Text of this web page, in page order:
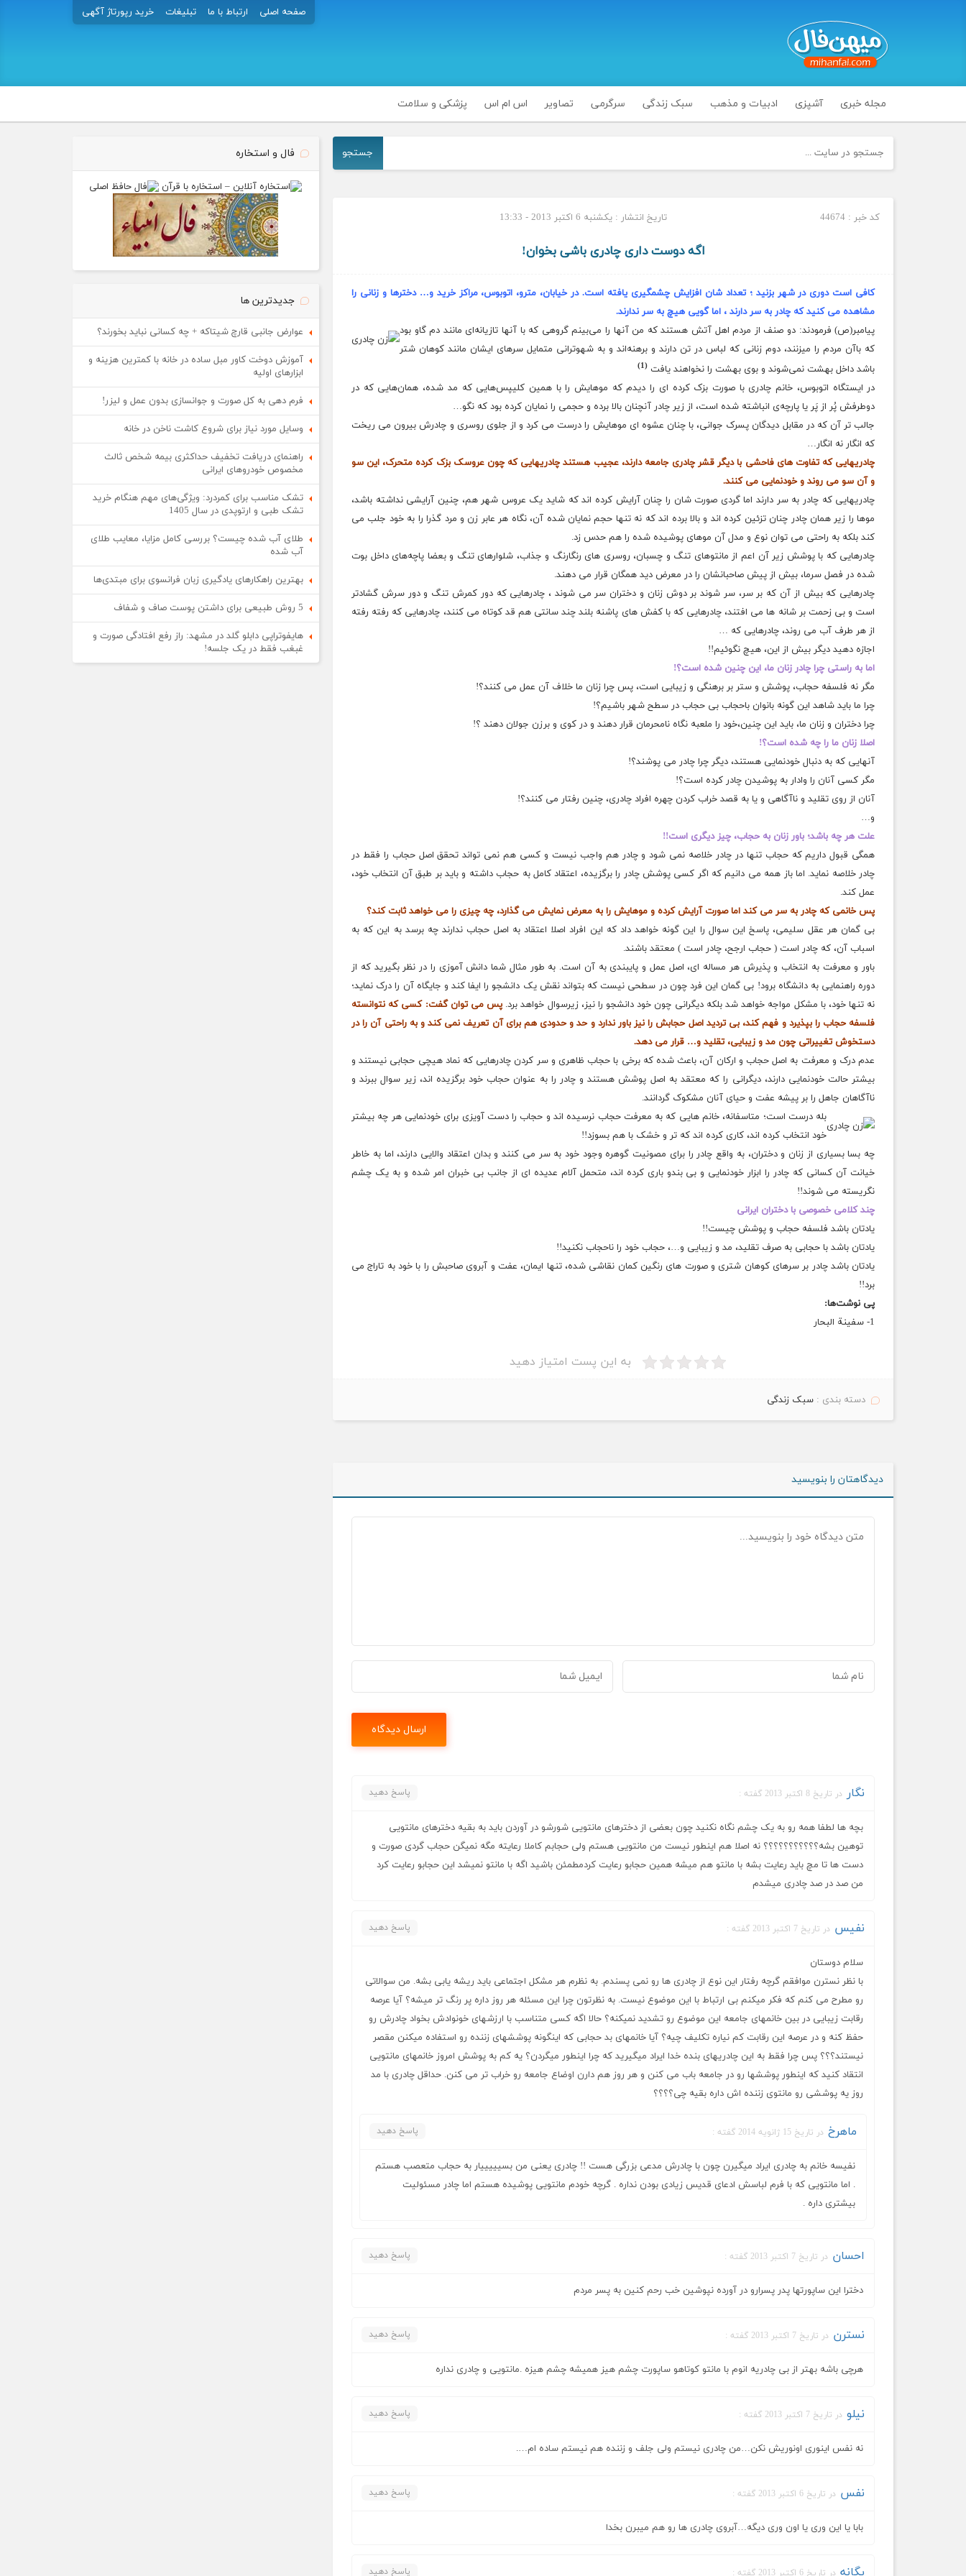
صفحه اصلی ارتباط با ما تبلیغات خرید رپورتاژ آگهی
مجله خبری آشپزی ادبیات و مذهب سبک زندگی سرگرمی تصاویر اس ام اس پزشکی و سلامت
جستجو
کد خبر : 44674 تاریخ انتشار : یکشنبه 6 اکتبر 2013 - 13:33
اگه دوست داری چادری باشی بخوان!
کافی است دوری در شهر بزنید ؛ تعداد شان افزایش چشمگیری یافته است. در خیابان، مترو، اتوبوس، مراکز خرید و… دخترها و زنانی را
مشاهده می کنید که چادر به سر دارند ، اما گویی هیچ به سر ندارند.
پیامبر(ص) فرمودند: دو صنف از مردم اهل آتش هستند که من آنها را می‌بینم گروهی که با آنها تازیانه‌ای مانند دم گاو بود
که باآن مردم را میزنند، دوم زنانی که لباس در تن دارند و برهنه‌اند و به شهوترانی متمایل سرهای ایشان مانند کوهان شتر
باشد داخل بهشت نمی‌شوند و بوی بهشت را نخواهند یافت (1)
در ایستگاه اتوبوس، خانم چادری با صورت بزک کرده ای را دیدم که موهایش را با همین کلیپس‌هایی که مد شده، همان‌هایی که در
دوطرفش پُر از پَر یا پارچه‌ی انباشته شده است، از زیر چادر آنچنان بالا برده و حجمی را نمایان کرده‌ بود که نگو…
جالب تر آن که در مقابل دیدگان پسرک جوانی، با چنان عشوه ای موهایش را درست می کرد و از جلوی روسری و چادرش بیرون می ریخت
که انگار نه انگار…
چادریهایی که تفاوت های فاحشی با دیگر قشر چادری جامعه دارند، عجیب هستند چادریهایی که چون عروسک بزک کرده متحرک، این سو
و آن سو می روند و خودنمایی می کنند.
چادریهایی که چادر به سر دارند اما گردی صورت شان را چنان آرایش کرده اند که شاید یک عروس شهر هم، چنین آرایشی نداشته باشد،
موها را زیر همان چادر چنان تزئین کرده اند و بالا برده اند که نه تنها حجم نمایان شده آن، نگاه هر عابر زن و مرد گذرا را به خود جلب می
کند بلکه به راحتی می توان نوع و مدل آن موهای پوشیده شده را هم حدس زد.
چادرهایی که با پوشش زیر آن اعم از مانتوهای تنگ و چسبان، روسری های رنگارنگ و جذاب، شلوارهای تنگ و بعضا پاچه‌های داخل بوت
شده در فصل سرما، بیش از پیش صاحبانشان را در معرض دید همگان قرار می دهند.
چادرهایی که بیش از آن که بر سر، سر شوند بر دوش زنان و دختران سر می شوند ، چادرهایی که دور کمرش تنگ و دور سرش گشادتر
است و بی زحمت بر شانه ها می افتند، چادرهایی که با کفش های پاشنه بلند چند سانتی هم قد کوتاه می کنند، چادرهایی که رفته رفته
از هر طرف آب می روند، چادرهایی که …
اجازه دهید دیگر بیش از این، هیچ نگوئیم!!
اما به راستی چرا چادر زنان ما، این چنین شده است؟!
مگر نه فلسفه حجاب، پوشش و ستر بر برهنگی و زیبایی است، پس چرا زنان ما خلاف آن عمل می کنند؟!
چرا ما باید شاهد این گونه بانوان باحجاب بی حجاب در سطح شهر باشیم؟!
چرا دختران و زنان ما، باید این چنین،خود را ملعبه نگاه نامحرمان قرار دهند و در کوی و برزن جولان دهند ؟!
اصلا زنان ما را چه شده است؟!
آنهایی که به دنبال خودنمایی هستند، دیگر چرا چادر می پوشند؟!
مگر کسی آنان را وادار به پوشیدن چادر كرده است؟!
آنان از روی تقلید و ناآگاهی و یا به قصد خراب کردن چهره افراد چادری، چنین رفتار می کنند؟!
و…
علت هر چه باشد؛ باور زنان به حجاب، چیز دیگری است!!
همگی قبول داریم که حجاب تنها در چادر خلاصه نمی شود و چادر هم واجب نیست و کسی هم نمی تواند تحقق اصل حجاب را فقط در
چادر خلاصه نماید. اما باز همه می دانیم که اگر کسی پوشش چادر را برگزیده، اعتقاد کامل به حجاب داشته و باید بر طبق آن انتخاب خود،
عمل کند.
پس خانمی که چادر به سر می کند اما صورت آرایش کرده و موهایش را به معرض نمایش می گذارد، چه چیزی را می خواهد ثابت کند؟
بی گمان هر عقل سلیمی، پاسخ این سوال را این گونه خواهد داد که این افراد اصلا اعتقاد به اصل حجاب ندارند چه برسد به این که به
اسباب آن، که چادر است ( حجاب ارجح، چادر است ) معتقد باشند.
باور و معرفت به انتخاب و پذیرش هر مساله ای، اصل عمل و پایبندی به آن است. به طور مثال شما دانش آموزی را در نظر بگیرید که از
دوره راهنمایی به دانشگاه برود! بی گمان این فرد چون در سطحی نیست که بتواند نقشیک دانشجورا ایفا کند و جایگاه آن را درک نماید؛
نه تنها خود، با مشکل مواجه خواهد شد بلکه دیگرانی چون خود دانشجو را نیز، زیرسوال خواهد برد. پس می توان گفت: کسی که نتوانسته
فلسفه حجاب را بپذیرد و فهم کند، بی تردید اصل حجابش را نیز باور ندارد و حد و حدودی هم برای آن تعریف نمی کند و به راحتی آن را در
دستخوش تغییراتی چون مد و زیبایی، تقلید و… قرار می دهد.
عدم درک و معرفت به اصل حجاب و ارکان آن، باعث شده که برخی با حجاب ظاهری و سر کردن چادرهایی که نماد هیچی حجابی نیستند و
بیشتر حالت خودنمایی دارند، دیگرانی را که معتقد به اصل پوشش هستند و چادر را به عنوان حجاب خود برگزیده اند، زیر سوال ببرند و
ناآگاهان جاهل را بر پیشه عفت و حیای آنان مشکوک گردانند.
بله درست است؛ متاسفانه، خانم هایی که به معرفت حجاب نرسیده اند و حجاب را دست آویزی برای خودنمایی هر چه بیشتر
خود انتخاب کرده اند، کاری کرده اند که تر و خشک با هم بسوزد!!
چه بسا بسیاری از زنان و دختران، به واقع چادر را برای مصونیت گوهره وجود خود به سر می کنند و بدان اعتقاد والایی دارند، اما به خاطر
خیانت آن کسانی که چادر را ابزار خودنمایی و بی بندو باری کرده اند، متحمل آلام عدیده ای از جانب بی خبران امر شده و به یک چشم
نگریسته می شوند!!
چند کلامی خصوصی با دختران ایرانی
یادتان باشد فلسفه حجاب و پوشش چیست!!
یادتان باشد با حجابی به صرف تقلید، مد و زیبایی و…، حجاب خود را ناحجاب نکنید!!
یادتان باشد چادر بر سرهای کوهان شتری و صورت های رنگین کمان نقاشی شده، تنها ایمان، عفت و آبروی صاحبش را با خود به تاراج می
برد!!
پی نوشت‌ها:
1- سفینة البحار
به این پست امتیاز دهید
دسته بندی :سبک زندگی
دیدگاهتان را بنویسید
نگار در تاریخ 8 اکتبر 2013 گفته : پاسخ دهید
بچه ها لطفا همه رو به یک چشم نگاه نکنید چون بعضی از دخترهای مانتویی شورشو در آوردن باید به بقیه دخترهای مانتویی
توهین بشه؟؟؟؟؟؟؟؟؟؟؟ نه اصلا هم اینطور نیست من مانتویی هستم ولی حجابم کاملا رعایته مگه نمیگن حجاب گردی صورت و
دست ها تا مچ باید رعایت بشه با مانتو هم میشه همین حجابو رعایت کردمطمئن باشید اگه با مانتو نمیشد این حجابو رعایت کرد
من صد در صد چادری میشدم
نفیس در تاریخ 7 اکتبر 2013 گفته : پاسخ دهید
سلام دوستان
با نظر نسترن موافقم گرچه رفتار این نوع از چادری ها رو نمی پسندم. به نظرم هر مشکل اجتماعی باید ریشه یابی بشه. من سوالاتی
رو مطرح می کنم که فکر میکنم بی ارتباط با این موضوع نیست. به نظرتون چرا این مسئله هر روز داره پر رنگ تر میشه؟ آیا عرصه
رقابت زیبایی در بین خانمهای جامعه این موضوع رو تشدید نمیکنه؟ حالا اگه کسی متناسب با ارزشهای خونوادش بخواد چادرش رو
حفظ کنه و در عرصه این رقابت کم نیاره تکلیف چیه؟ آیا خانمهای بد حجابی که اینگونه پوششهای زننده رو استفاده میکنن مقصر
نیستند؟؟؟ پس چرا فقط به این چادریهای بنده خدا ایراد میگیرید که چرا اینطور میگردن؟ یه کم به پوشش امروز خانمهای مانتویی
انتقاد کنید که اینطور پوششها رو در جامعه باب می کنن و هر روز هم دارن اوضاع جامعه رو خراب تر می کنن. حداقل چادری با مد
روز یه پوششی رو مانتوی زننده اش داره بقیه چی؟؟؟؟
ماهرخ در تاریخ 15 ژانویه 2014 گفته : پاسخ دهید
نفیسه خانم به چادری ایراد میگیرن چون با چادرش مدعی بزرگی هست !! چادری یعنی من بسیییییار به حجاب متعصب هستم
. اما مانتویی که با فرم لباسش ادعای قدیس زیادی بودن نداره . گرچه خودم مانتویی پوشیده هستم اما چادر مسئولیت
بیشتری داره .
احسان در تاریخ 7 اکتبر 2013 گفته : پاسخ دهید
دخترا این ساپورتها پدر پسرارو در آورده نپوشین خب رحم کنین به پسر مردم
نسترن در تاریخ 7 اکتبر 2013 گفته : پاسخ دهید
هرچی باشه بهتر از بی چادریه انوم با مانتو کوتاهو ساپورت چشم هیز همیشه چشم هیزه .مانتویی و چادری نداره
نیلو در تاریخ 7 اکتبر 2013 گفته : پاسخ دهید
نه نفس اینوری اونوریش نکن…من چادری نیستم ولی جلف و زننده هم نیستم ساده ام….
نفس در تاریخ 6 اکتبر 2013 گفته : پاسخ دهید
بابا یا این وری یا اون وری دیگه…آبروی چادری ها رو هم میبرن بخدا
یگانه در تاریخ 6 اکتبر 2013 گفته : پاسخ دهید
فال و استخاره
جدیدترین ها
عوارض جانبی قارچ شیتاکه + چه کسانی نباید بخورند؟
آموزش دوخت کاور مبل ساده در خانه با کمترین هزینه و
ابزارهای اولیه
فرم دهی به کل صورت و جوانسازی بدون عمل و لیزر!
وسایل مورد نیاز برای شروع کاشت ناخن در خانه
راهنمای دریافت تخفیف حداکثری بیمه شخص ثالث
مخصوص خودروهای ایرانی
تشک مناسب برای کمردرد: ویژگی‌های مهم هنگام خرید
تشک طبی و ارتوپدی در سال 1405
طلای آب شده چیست؟ بررسی کامل مزایا، معایب طلای
آب شده
بهترین راهکارهای یادگیری زبان فرانسوی برای مبتدی‌ها
5 روش طبیعی برای داشتن پوست صاف و شفاف
هایفوتراپی دابلو گلد در مشهد: راز رفع افتادگی صورت و
غبغب فقط در یک جلسه!